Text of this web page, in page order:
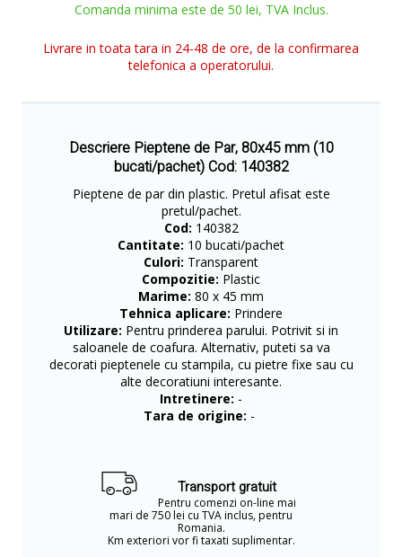
Comanda minima este de 50 lei, TVA Inclus.
Livrare in toata tara in 24-48 de ore, de la confirmarea
telefonica a operatorului.
Descriere Pieptene de Par, 80x45 mm (10
bucati/pachet) Cod: 140382
Pieptene de par din plastic. Pretul afisat este
pretul/pachet.
Cod: 140382
Cantitate: 10 bucati/pachet
Culori: Transparent
Compozitie: Plastic
Marime: 80 x 45 mm
Tehnica aplicare: Prindere
Utilizare: Pentru prinderea parului. Potrivit si in
saloanele de coafura. Alternativ, puteti sa va
decorati pieptenele cu stampila, cu pietre fixe sau cu
alte decoratiuni interesante.
Intretinere: -
Tara de origine: -
Transport gratuit
Pentru comenzi on-line mai
mari de 750 lei cu TVA inclus, pentru
Romania.
Km exteriori vor fi taxati suplimentar.